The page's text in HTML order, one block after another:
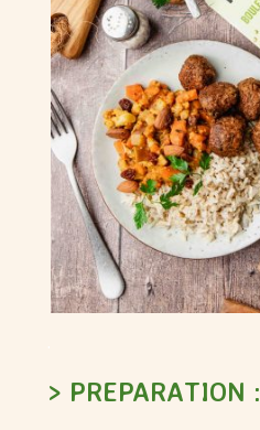
> PREPARATION :